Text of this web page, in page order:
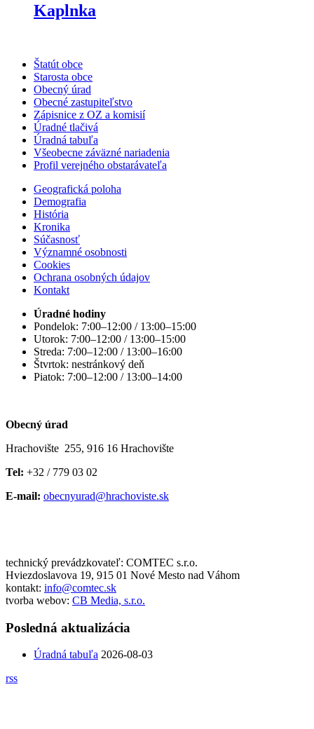
Kaplnka
Štatút obce
Starosta obce
Obecný úrad
Obecné zastupiteľstvo
Zápisnice z OZ a komisií
Úradné tlačivá
Úradná tabuľa
Všeobecne záväzné nariadenia
Profil verejného obstarávateľa
Geografická poloha
Demografia
História
Kronika
Súčasnosť
Významné osobnosti
Cookies
Ochrana osobných údajov
Kontakt
Úradné hodiny
Pondelok: 7:00–12:00 / 13:00–15:00
Utorok: 7:00–12:00 / 13:00–15:00
Streda: 7:00–12:00 / 13:00–16:00
Štvrtok: nestránkový deň
Piatok: 7:00–12:00 / 13:00–14:00
Obecný úrad
Hrachovište 255, 916 16 Hrachovište
Tel: +32 / 779 03 02
E-mail: obecnyurad@hrachoviste.sk
technický prevádzkovateľ: COMTEC s.r.o.
Hviezdoslavova 19, 915 01 Nové Mesto nad Váhom
kontakt: info@comtec.sk
tvorba webov: CB Media, s.r.o.
Posledná aktualizácia
Úradná tabuľa 2026-08-03
rss